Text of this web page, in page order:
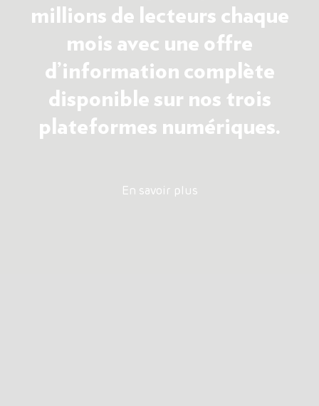
millions de lecteurs chaque
mois avec une offre
d’information complète
disponible sur nos trois
plateformes numériques.
En savoir plus